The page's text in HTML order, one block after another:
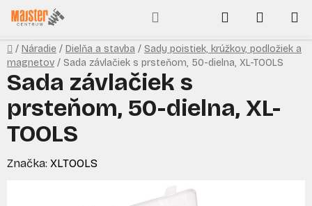
Prejsť
na
obsah
Hľadať
KOŠÍK
Domov
/ Náradie / Dielňa a stavba / Sady poistiek, krúžkov, podložiek a
magnetov / Sada závlačiek s prsteňom, 50-dielna, XL-TOOLS
Sada závlačiek s
prsteňom, 50-dielna, XL-
TOOLS
Značka: XLTOOLS